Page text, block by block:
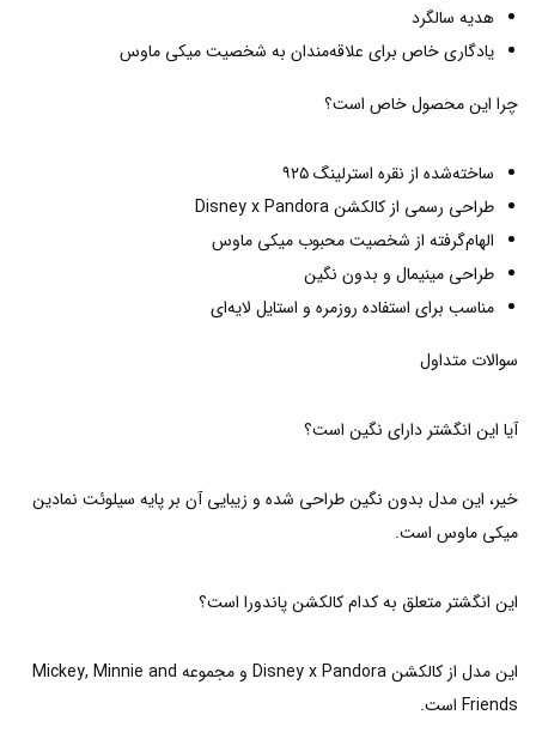
هدیه سالگرد
یادگاری خاص برای علاقه‌مندان به شخصیت میکی ماوس
چرا این محصول خاص است؟
ساخته‌شده از نقره استرلینگ ۹۲۵
طراحی رسمی از کالکشن Disney x Pandora
الهام‌گرفته از شخصیت محبوب میکی ماوس
طراحی مینیمال و بدون نگین
مناسب برای استفاده روزمره و استایل لایه‌ای
سوالات متداول
آیا این انگشتر دارای نگین است؟
خیر، این مدل بدون نگین طراحی شده و زیبایی آن بر پایه سیلوئت نمادین
میکی ماوس است.
این انگشتر متعلق به کدام کالکشن پاندورا است؟
این مدل از کالکشن Disney x Pandora و مجموعه Mickey, Minnie and
Friends است.